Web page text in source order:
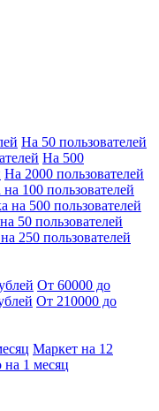
На 50 пользователей
На 500
На 2000 пользователей
100 пользователей
на 500 пользователей
50 пользователей
250 пользователей
От 60000 до
От 210000 до
Маркет на 12
на 1 месяц